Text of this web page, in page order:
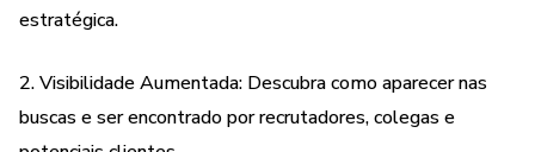
estratégica.
2. Visibilidade Aumentada: Descubra como aparecer nas
buscas e ser encontrado por recrutadores, colegas e